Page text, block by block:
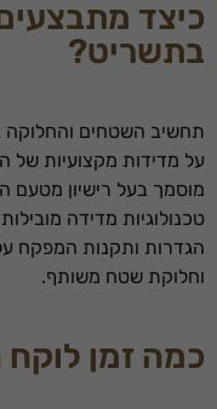
כיצד
בתשריט?
תחשיב השטחים
על מדידות מקצועיות
מוסמך בעל רישיון מטעם
טכנולוגיות מדידה
הגדרות ותקנות המפקח
וחלוקת שטח משותף.
כמה זמן